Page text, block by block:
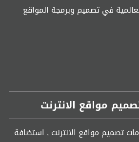
في تصميم وبرمجة المواقع
مواقع الانترنت
تصميم مواقع الانترنت , استضافة